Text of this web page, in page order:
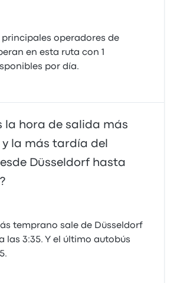
principales operadores de
en esta ruta con 1
por día.
la hora de salida más
la más tardía del
Düsseldorf hasta
temprano sale de Düsseldorf
las 3:35. Y el último autobús